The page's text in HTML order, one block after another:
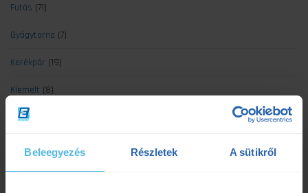
Beleegyezés Részletek A sütikről
Futás (71)
Gyógytorna (7)
Kerékpár (19)
Kiemelt (8)
Koronavírus
Mozgáselemzés(7)